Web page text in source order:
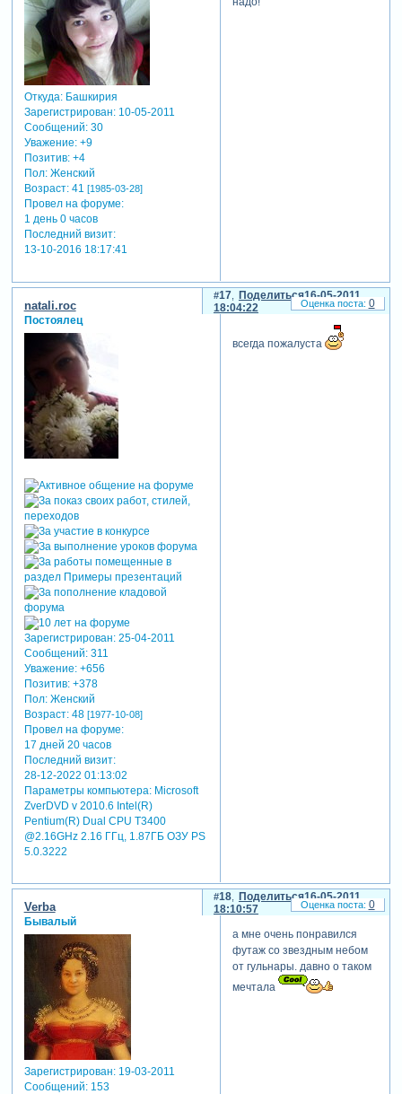
Откуда:Башкирия
Зарегистрирован: 10-05-2011
Сообщений:30
Уважение: +9
Позитив: +4
Пол:Женский
Возраст:41 [1985-03-28]
Провел на форуме:
1 день 0 часов
Последний визит:
13-10-2016 18:17:41
Поделиться
17
16-05-2011
18:04:22
natali.roc
Постоялец
Зарегистрирован: 25-04-2011
Сообщений:311
Уважение: +656
Позитив: +378
Пол:Женский
Возраст:48 [1977-10-08]
Провел на форуме:
17 дней 20 часов
Последний визит:
28-12-2022 01:13:02
Параметры компьютера:Microsoft
ZverDVD v 2010.6 Intel(R)
Pentium(R) Dual CPU T3400
@2.16GHz 2.16 ГГц, 1.87ГБ OЗУ PS
5.0.3222
всегда пожалуста
0
Поделиться
18
16-05-2011
18:10:57
Verba
Бывалый
Зарегистрирован: 19-03-2011
Сообщений:153
а мне очень понравился
футаж со звездным небом
от гульнары. давно о таком
мечтала
0